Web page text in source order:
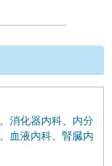
消化器内科
内分
血液内科
腎臓内